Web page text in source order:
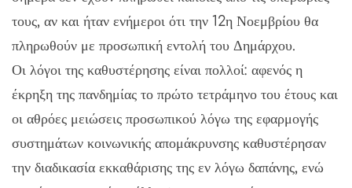
τους, αν και ήταν ενήμεροι ότι την 12η Νοεμβρίου θα
πληρωθούν με προσωπική εντολή του Δημάρχου.
Οι λόγοι της καθυστέρησης είναι πολλοί: αφενός η
έκρηξη της πανδημίας το πρώτο τετράμηνο του έτους και
οι αθρόες μειώσεις προσωπικού λόγω της εφαρμογής
συστημάτων κοινωνικής απομάκρυνσης καθυστέρησαν
την διαδικασία εκκαθάρισης της εν λόγω δαπάνης, ενώ